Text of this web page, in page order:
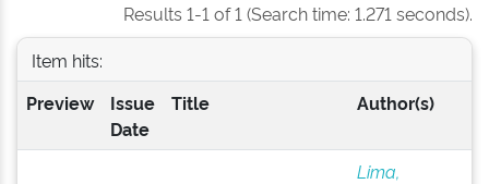
Results 1-1 of 1 (Search time: 1.271 seconds).
Item hits:
Preview
Issue
Date
Title Author(s)
Lima,